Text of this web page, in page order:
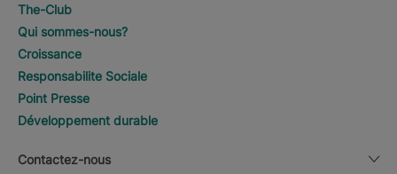
The-Club
Qui sommes-nous?
Croissance
Responsabilite Sociale
Point Presse
Développement durable
Contactez-nous